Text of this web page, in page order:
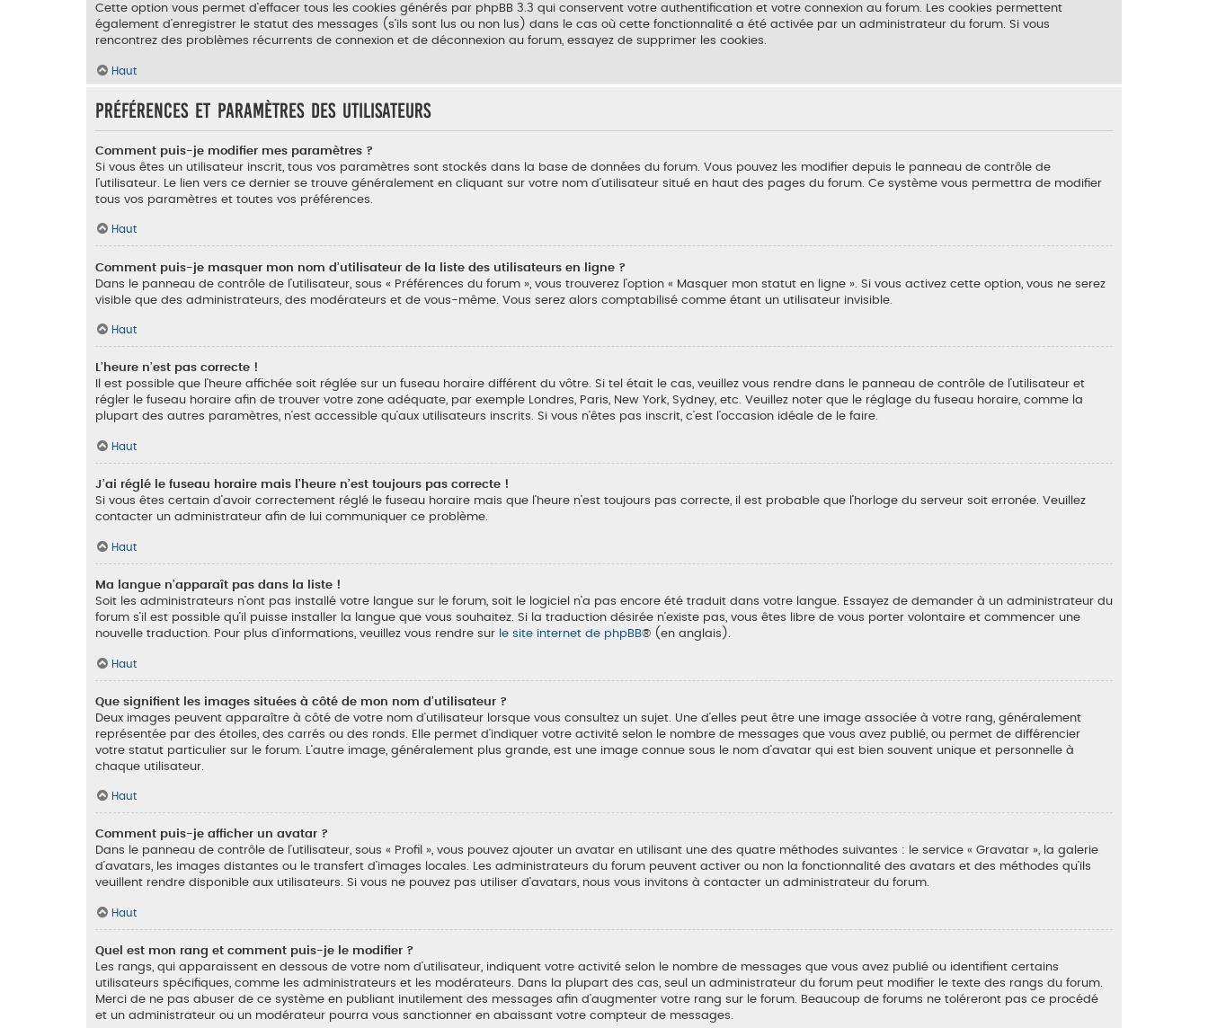
Cette option vous permet d’effacer tous les cookies générés par phpBB 3.3 qui conservent votre authentification et votre connexion au forum. Les cookies permettent
également d’enregistrer le statut des messages (s’ils sont lus ou non lus) dans le cas où cette fonctionnalité a été activée par un administrateur du forum. Si vous
rencontrez des problèmes récurrents de connexion et de déconnexion au forum, essayez de supprimer les cookies.
Haut
Préférences et paramètres des utilisateurs
Comment puis-je modifier mes paramètres ?
Si vous êtes un utilisateur inscrit, tous vos paramètres sont stockés dans la base de données du forum. Vous pouvez les modifier depuis le panneau de contrôle de
l’utilisateur. Le lien vers ce dernier se trouve généralement en cliquant sur votre nom d’utilisateur situé en haut des pages du forum. Ce système vous permettra de modifier
tous vos paramètres et toutes vos préférences.
Haut
Comment puis-je masquer mon nom d’utilisateur de la liste des utilisateurs en ligne ?
Dans le panneau de contrôle de l’utilisateur, sous « Préférences du forum », vous trouverez l’option « Masquer mon statut en ligne ». Si vous activez cette option, vous ne serez
visible que des administrateurs, des modérateurs et de vous-même. Vous serez alors comptabilisé comme étant un utilisateur invisible.
Haut
L’heure n’est pas correcte !
Il est possible que l’heure affichée soit réglée sur un fuseau horaire différent du vôtre. Si tel était le cas, veuillez vous rendre dans le panneau de contrôle de l’utilisateur et
régler le fuseau horaire afin de trouver votre zone adéquate, par exemple Londres, Paris, New York, Sydney, etc. Veuillez noter que le réglage du fuseau horaire, comme la
plupart des autres paramètres, n’est accessible qu’aux utilisateurs inscrits. Si vous n’êtes pas inscrit, c’est l’occasion idéale de le faire.
Haut
J’ai réglé le fuseau horaire mais l’heure n’est toujours pas correcte !
Si vous êtes certain d’avoir correctement réglé le fuseau horaire mais que l’heure n’est toujours pas correcte, il est probable que l’horloge du serveur soit erronée. Veuillez
contacter un administrateur afin de lui communiquer ce problème.
Haut
Ma langue n’apparaît pas dans la liste !
Soit les administrateurs n’ont pas installé votre langue sur le forum, soit le logiciel n’a pas encore été traduit dans votre langue. Essayez de demander à un administrateur du
forum s’il est possible qu’il puisse installer la langue que vous souhaitez. Si la traduction désirée n’existe pas, vous êtes libre de vous porter volontaire et commencer une
nouvelle traduction. Pour plus d’informations, veuillez vous rendre sur le site internet de phpBB® (en anglais).
Haut
Que signifient les images situées à côté de mon nom d’utilisateur ?
Deux images peuvent apparaître à côté de votre nom d’utilisateur lorsque vous consultez un sujet. Une d’elles peut être une image associée à votre rang, généralement
représentée par des étoiles, des carrés ou des ronds. Elle permet d’indiquer votre activité selon le nombre de messages que vous avez publié, ou permet de différencier
votre statut particulier sur le forum. L’autre image, généralement plus grande, est une image connue sous le nom d’avatar qui est bien souvent unique et personnelle à
chaque utilisateur.
Haut
Comment puis-je afficher un avatar ?
Dans le panneau de contrôle de l’utilisateur, sous « Profil », vous pouvez ajouter un avatar en utilisant une des quatre méthodes suivantes : le service « Gravatar », la galerie
d’avatars, les images distantes ou le transfert d’images locales. Les administrateurs du forum peuvent activer ou non la fonctionnalité des avatars et des méthodes qu’ils
veuillent rendre disponible aux utilisateurs. Si vous ne pouvez pas utiliser d’avatars, nous vous invitons à contacter un administrateur du forum.
Haut
Quel est mon rang et comment puis-je le modifier ?
Les rangs, qui apparaissent en dessous de votre nom d’utilisateur, indiquent votre activité selon le nombre de messages que vous avez publié ou identifient certains
utilisateurs spécifiques, comme les administrateurs et les modérateurs. Dans la plupart des cas, seul un administrateur du forum peut modifier le texte des rangs du forum.
Merci de ne pas abuser de ce système en publiant inutilement des messages afin d’augmenter votre rang sur le forum. Beaucoup de forums ne toléreront pas ce procédé
et un administrateur ou un modérateur pourra vous sanctionner en abaissant votre compteur de messages.